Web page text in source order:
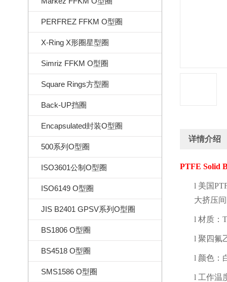
PERFREZ FFKM O型圈
X-Ring X形圈星型圈
Simriz FFKM O型圈
Square Rings方型圈
Back-UP挡圈
Encapsulated封装O型圈
500系列O型圈
ISO3601公制O型圈
ISO6149 O型圈
JIS B2401 GPSV系列O型圈
BS1806 O型圈
BS4518 O型圈
SMS1586 O型圈
详情介绍
PTFE Solid
l 美国
大挤压
l 材质：
l 聚四氟
l 颜色：
l 工作温